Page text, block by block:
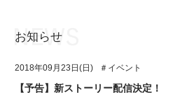
お知らせ
2018年09月23日(日) ＃イベント
【予告】新ストーリー配信決定！